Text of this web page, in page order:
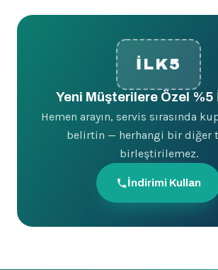
İLK5
Yeni Müşterilere Özel %5
Hemen arayın, servis sırasında
belirtin — herhangi bir diğer
birleştirilemez.
İndirimi Kullan